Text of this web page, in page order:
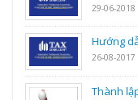
29-06-2018
Hướng
26-08-2017
Thành